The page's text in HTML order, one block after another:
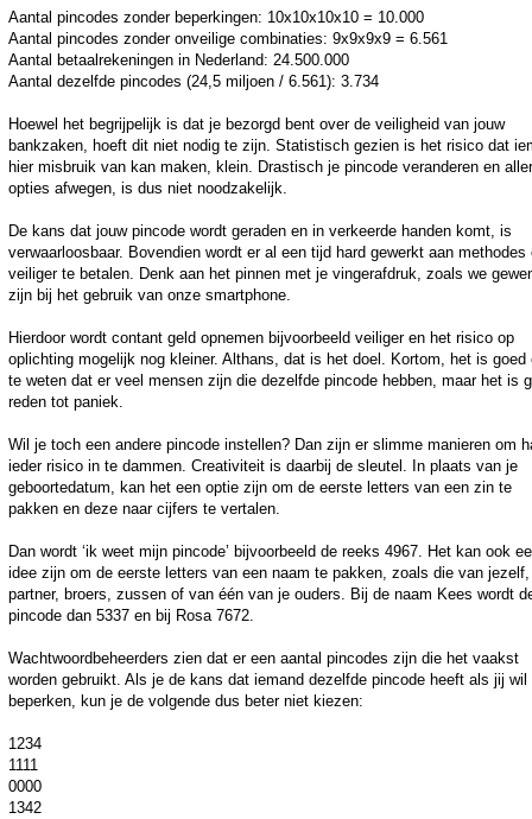
Aantal pincodes zonder beperkingen: 10x10x10x10 = 10.000
Aantal pincodes zonder onveilige combinaties: 9x9x9x9 = 6.561
Aantal betaalrekeningen in Nederland: 24.500.000
Aantal dezelfde pincodes (24,5 miljoen / 6.561): 3.734
Hoewel het begrijpelijk is dat je bezorgd bent over de veiligheid van jouw
bankzaken, hoeft dit niet nodig te zijn. Statistisch gezien is het risico dat
hier misbruik van kan maken, klein. Drastisch je pincode veranderen en
opties afwegen, is dus niet noodzakelijk.
De kans dat jouw pincode wordt geraden en in verkeerde handen komt, is
verwaarloosbaar. Bovendien wordt er al een tijd hard gewerkt aan methodes
veiliger te betalen. Denk aan het pinnen met je vingerafdruk, zoals we
zijn bij het gebruik van onze smartphone.
Hierdoor wordt contant geld opnemen bijvoorbeeld veiliger en het risico op
oplichting mogelijk nog kleiner. Althans, dat is het doel. Kortom, het is goed
te weten dat er veel mensen zijn die dezelfde pincode hebben, maar het is
reden tot paniek.
Wil je toch een andere pincode instellen? Dan zijn er slimme manieren om
ieder risico in te dammen. Creativiteit is daarbij de sleutel. In plaats van je
geboortedatum, kan het een optie zijn om de eerste letters van een zin te
pakken en deze naar cijfers te vertalen.
Dan wordt ‘ik weet mijn pincode’ bijvoorbeeld de reeks 4967. Het kan ook
idee zijn om de eerste letters van een naam te pakken, zoals die van
partner, broers, zussen of van één van je ouders. Bij de naam Kees wordt
pincode dan 5337 en bij Rosa 7672.
Wachtwoordbeheerders zien dat er een aantal pincodes zijn die het vaakst
worden gebruikt. Als je de kans dat iemand dezelfde pincode heeft als jij wil
beperken, kun je de volgende dus beter niet kiezen:
1234
1111
0000
1342